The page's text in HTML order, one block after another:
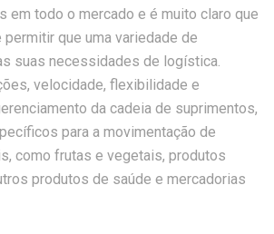
em todo o mercado e é muito claro que
permitir que uma variedade de
suas necessidades de logística.
velocidade, flexibilidade e
da cadeia de suprimentos,
para a movimentação de
como frutas e vegetais, produtos
produtos de saúde e mercadorias